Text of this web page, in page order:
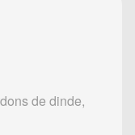
de dinde,